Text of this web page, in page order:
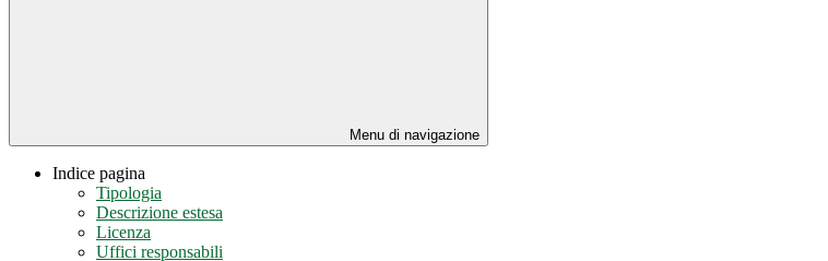
Menu di navigazione
Indice pagina
Tipologia
Descrizione estesa
Licenza
Uffici responsabili